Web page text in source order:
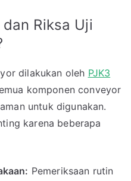
Riksa Uji
dilakukan oleh PJK3
komponen conveyor
untuk digunakan.
karena beberapa
Pemeriksaan rutin